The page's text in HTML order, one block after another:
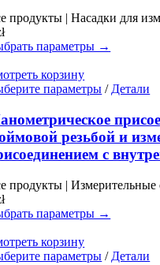
выбрать
странице
продукты | Насадки для
параметры →
корзину
параметры Этот
имеет
несколько
вариаций.
Опции
выбрать
странице
/ Детали
резьбой и
с
продукты | Измерительные
параметры →
корзину
параметры Этот
/ Детали